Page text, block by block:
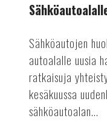
Sähköautojen
autoalalle uusia
ratkaisuja
kesäkuussa
sähköautoalan...